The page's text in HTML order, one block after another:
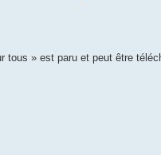
tous » est paru et peut être